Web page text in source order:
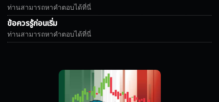
ท่านสามารถหาคำตอบได้ที่นี่
ข้อควรรู้ก่อนเริ่ม
ท่านสามารถหาคำตอบได้ที่นี่